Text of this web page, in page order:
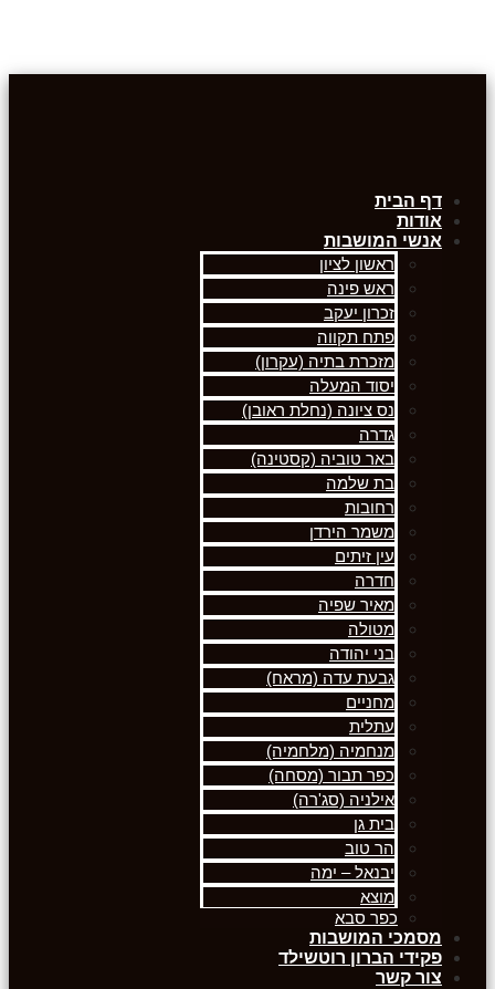
דף הבית
אודות
אנשי המושבות
ראשון לציון
ראש פינה
זכרון יעקב
פתח תקווה
מזכרת בתיה (עקרון)
יסוד המעלה
נס ציונה (נחלת ראובן)
גדרה
באר טוביה (קסטינה)
בת שלמה
רחובות
משמר הירדן
עין זיתים
חדרה
מאיר שפיה
מטולה
בני יהודה
גבעת עדה (מראח)
מחניים
עתלית
מנחמיה (מלחמיה)
כפר תבור (מסחה)
אילניה (סג'רה)
בית גן
הר טוב
יבנאל – ימה
מוצא
כפר סבא
מסמכי המושבות
פקידי הברון רוטשילד
צור קשר